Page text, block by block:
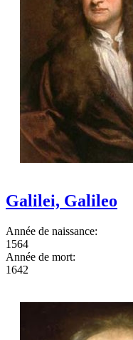
Galilei, Galileo
Année de naissance:
1564
Année de mort:
1642